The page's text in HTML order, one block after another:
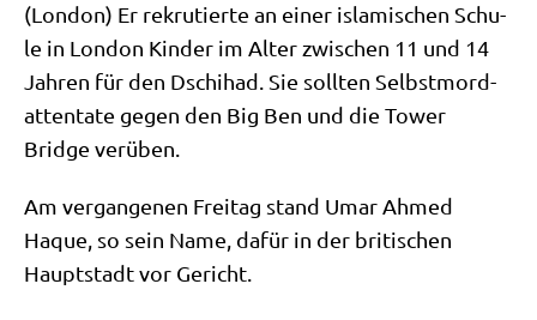
(Lon­don) Er rekru­tier­te an einer isla­mi­schen Schu­
le in Lon­don Kin­der im Alter zwi­schen 11 und 14
Jah­ren für den Dschi­had. Sie soll­ten Selbst­mord­
at­ten­ta­te gegen den Big Ben und die Tower
Bridge verüben.
Am ver­gan­ge­nen Frei­tag stand Umar Ahmed
Haque, so sein Name, dafür in der bri­ti­schen
Haupt­stadt vor Gericht.